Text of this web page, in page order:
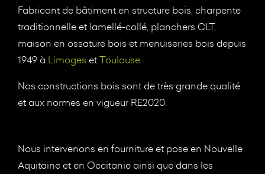
Fabricant de bâtiment en structure bois, charpente
traditionnelle et lamellé-collé, planchers CLT,
maison en ossature bois et menuiseries bois depuis
1949 à Limoges etToulouse.
Nos constructions bois sont de très grande qualité
et aux normes en vigueur RE2020.
Nous intervenons en fourniture et pose en Nouvelle
Aquitaine et en Occitanie ainsi que dans les